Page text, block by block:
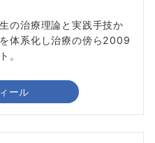
の治療理論と実践手技か
体系化し治療の傍ら2009
。
ール